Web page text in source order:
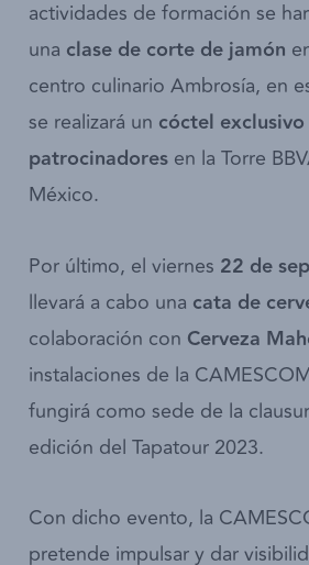
actividades de formación se
una clase de corte de jamón
centro culinario Ambrosía, en
se realizará un cóctel
patrocinadores en la Torre
México.
Por último, el viernes 22 de
llevará a cabo una cata de
colaboración con Cerveza
instalaciones de la
fungirá como sede de la
edición del Tapatour 2023.
Con dicho evento, la
pretende impulsar y dar